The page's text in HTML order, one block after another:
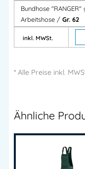
✔
✔ Hoher
✔ Ideal für
Bundhose
Arbeitshose / Gr. 62
inkl. MWSt.
* Alle Preise inkl.
Ähnliche